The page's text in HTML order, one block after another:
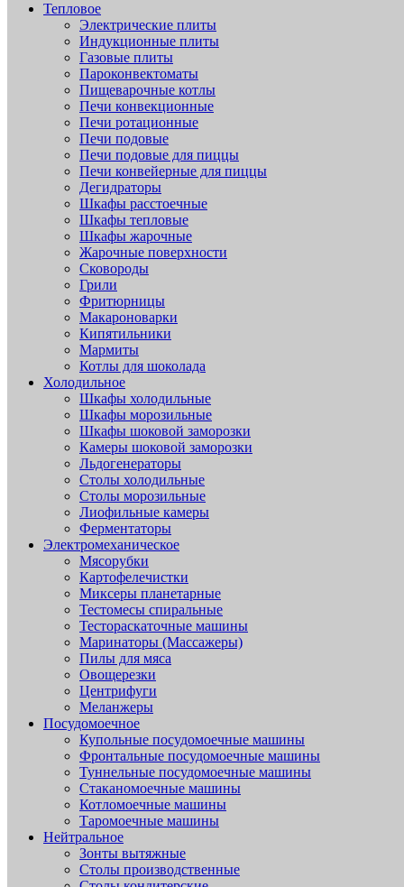
Тепловое
Электрические плиты
Индукционные плиты
Газовые плиты
Пароконвектоматы
Пищеварочные котлы
Печи конвекционные
Печи ротационные
Печи подовые
Печи подовые для пиццы
Печи конвейерные для пиццы
Дегидраторы
Шкафы расстоечные
Шкафы тепловые
Шкафы жарочные
Жарочные поверхности
Сковороды
Грили
Фритюрницы
Макароноварки
Кипятильники
Мармиты
Котлы для шоколада
Холодильное
Шкафы холодильные
Шкафы морозильные
Шкафы шоковой заморозки
Камеры шоковой заморозки
Льдогенераторы
Столы холодильные
Столы морозильные
Лиофильные камеры
Ферментаторы
Электромеханическое
Мясорубки
Картофелечистки
Миксеры планетарные
Тестомесы спиральные
Тестораскаточные машины
Маринаторы (Массажеры)
Пилы для мяса
Овощерезки
Центрифуги
Меланжеры
Посудомоечное
Купольные посудомоечные машины
Фронтальные посудомоечные машины
Туннельные посудомоечные машины
Стаканомоечные машины
Котломоечные машины
Таромоечные машины
Нейтральное
Зонты вытяжные
Столы производственные